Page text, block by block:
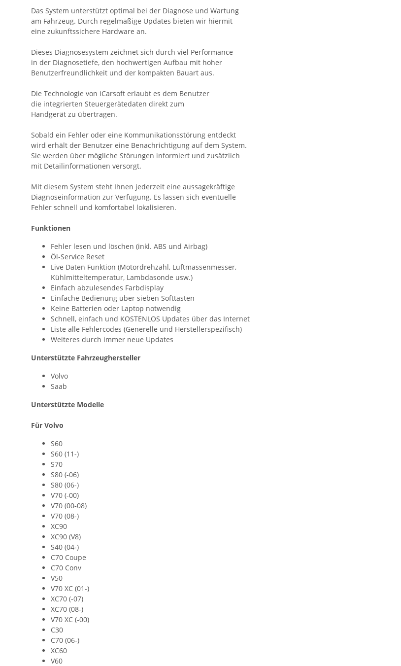
Das System unterstützt optimal bei der Diagnose und Wartung
am Fahrzeug. Durch regelmäßige Updates bieten wir hiermit
eine zukunftssichere Hardware an.
Dieses Diagnosesystem zeichnet sich durch viel Performance
in der Diagnosetiefe, den hochwertigen Aufbau mit hoher
Benutzerfreundlichkeit und der kompakten Bauart aus.
Die Technologie von iCarsoft erlaubt es dem Benutzer
die integrierten Steuergerätedaten direkt zum
Handgerät zu übertragen.
Sobald ein Fehler oder eine Kommunikationsstörung entdeckt
wird erhält der Benutzer eine Benachrichtigung auf dem System.
Sie werden über mögliche Störungen informiert und zusätzlich
mit Detailinformationen versorgt.
Mit diesem System steht Ihnen jederzeit eine aussagekräftige
Diagnoseinformation zur Verfügung. Es lassen sich eventuelle
Fehler schnell und komfortabel lokalisieren.
Funktionen
Fehler lesen und löschen (inkl. ABS und Airbag)
Öl-Service Reset
Live Daten Funktion (Motordrehzahl, Luftmassenmesser,
Kühlmitteltemperatur, Lambdasonde usw.)
Einfach abzulesendes Farbdisplay
Einfache Bedienung über sieben Softtasten
Keine Batterien oder Laptop notwendig
Schnell, einfach und KOSTENLOS Updates über das Internet
Liste alle Fehlercodes (Generelle und Herstellerspezifisch)
Weiteres durch immer neue Updates
Unterstützte Fahrzeughersteller
Volvo
Saab
Unterstützte Modelle
Für Volvo
S60
S60 (11-)
S70
S80 (-06)
S80 (06-)
V70 (-00)
V70 (00‐08)
V70 (08-)
XC90
XC90 (V8)
S40 (04‐)
C70 Coupe
C70 Conv
V50
V70 XC (01-)
XC70 (-07)
XC70 (08‐)
V70 XC (‐00)
C30
C70 (06‐)
XC60
V60